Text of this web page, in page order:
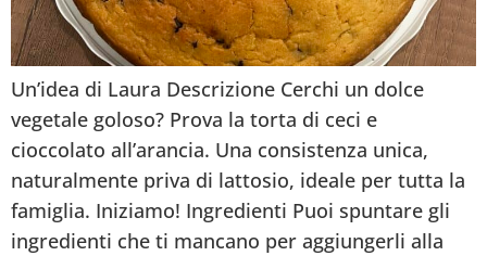
Un’idea di Laura Descrizione Cerchi un dolce
vegetale goloso? Prova la torta di ceci e
cioccolato all’arancia. Una consistenza unica,
naturalmente priva di lattosio, ideale per tutta la
famiglia. Iniziamo! Ingredienti Puoi spuntare gli
ingredienti che ti mancano per aggiungerli alla